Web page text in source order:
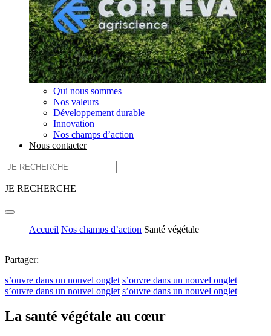
Qui nous sommes
Nos valeurs
Développement durable
Innovation
Nos champs d’action
Nous contacter
JE RECHERCHE
Accueil Nos champs d’action Santé végétale
Partager:
s’ouvre dans un nouvel onglet s’ouvre dans un nouvel onglet
s’ouvre dans un nouvel onglet s’ouvre dans un nouvel onglet
La santé végétale au cœur